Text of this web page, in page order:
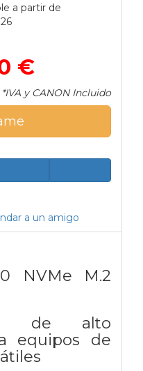
a partir de
€
*IVA y CANON Incluido
a un amigo
NVMe M.2
de alto
equipos de